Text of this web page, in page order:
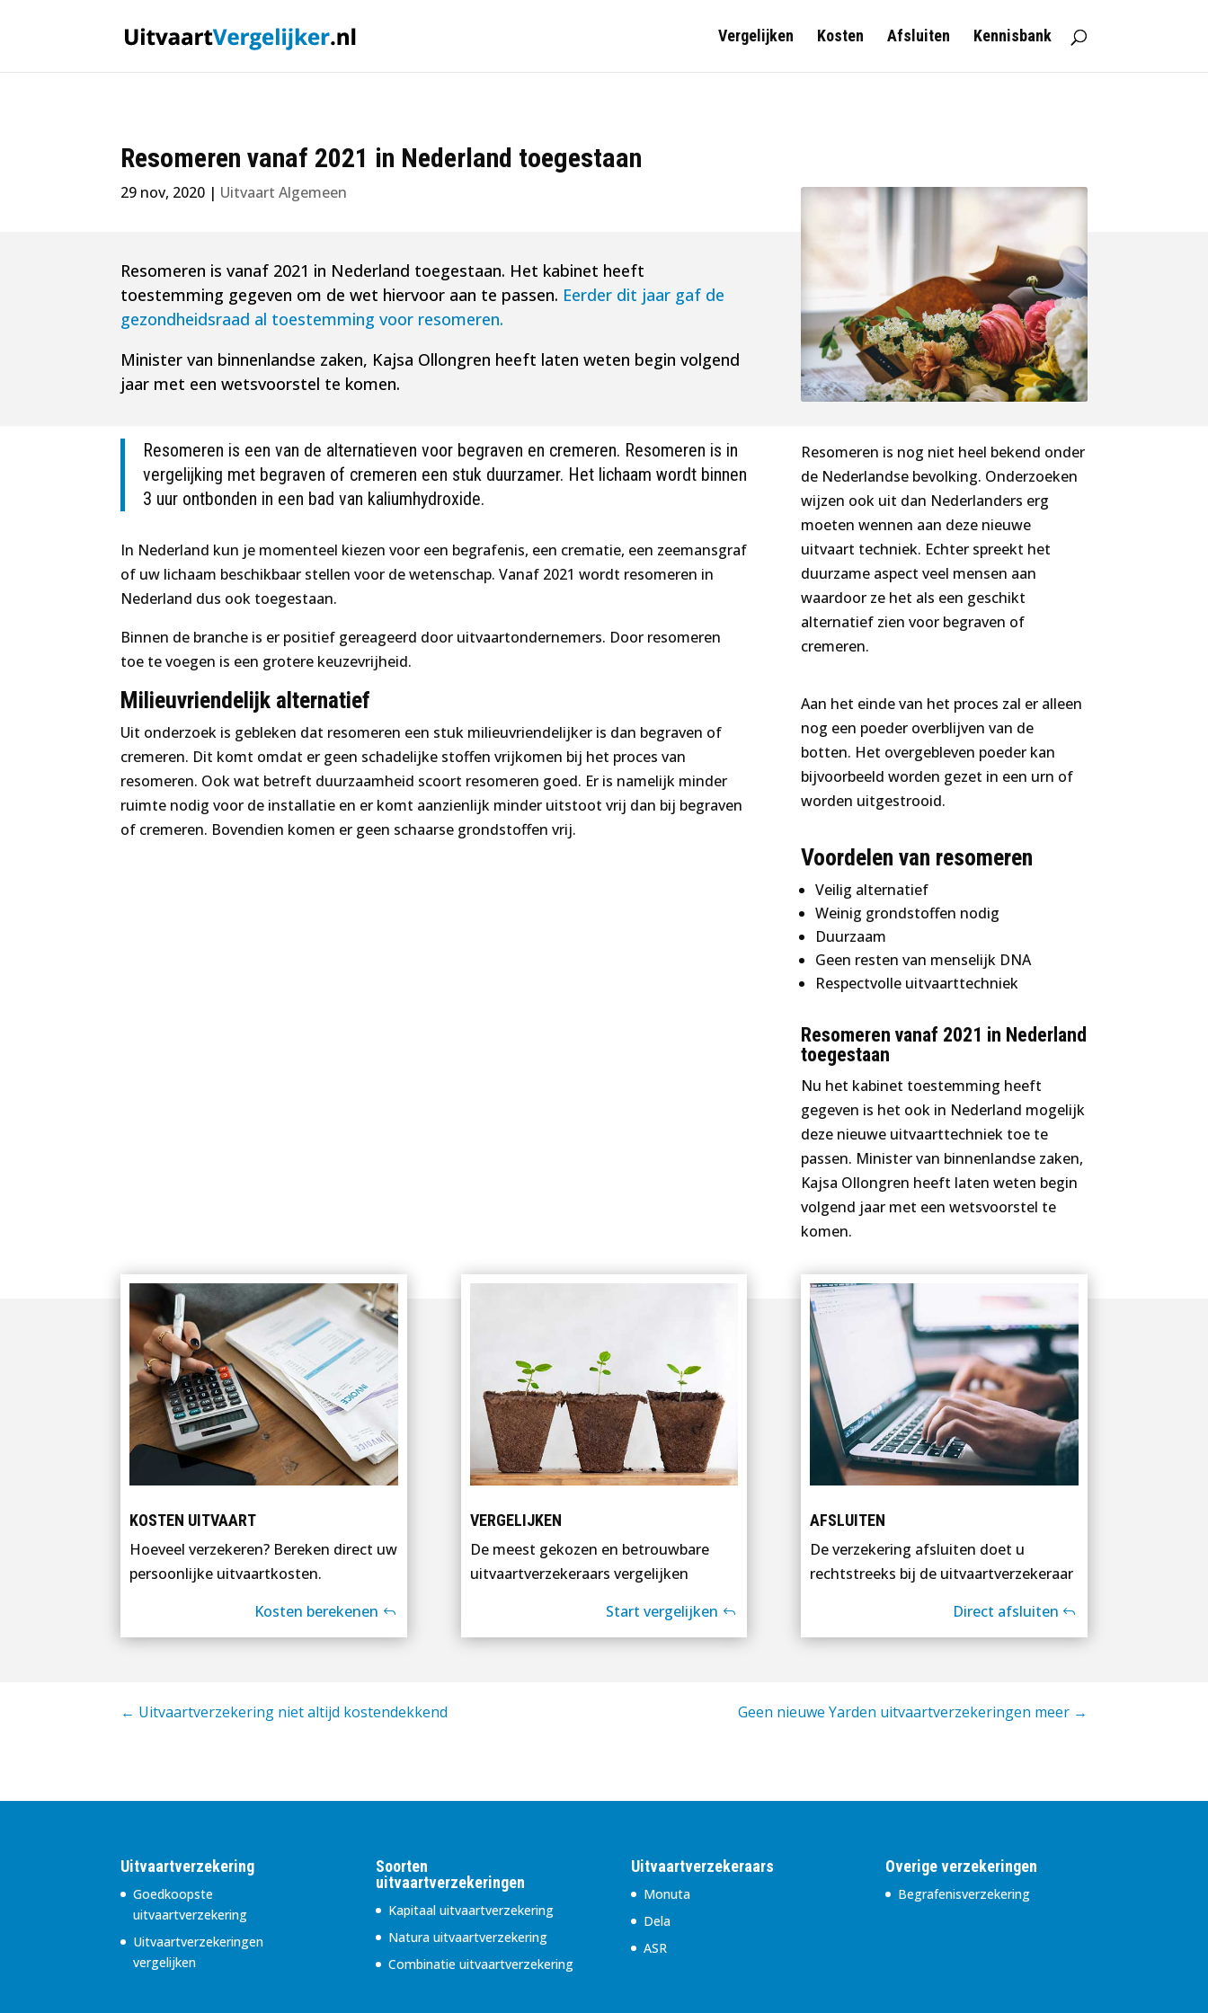
Vergelijken Kosten Afsluiten Kennisbank
Resomeren vanaf 2021 in Nederland toegestaan
29 nov, 2020 | Uitvaart Algemeen
Resomeren is vanaf 2021 in Nederland toegestaan. Het kabinet heeft
toestemming gegeven om de wet hiervoor aan te passen. Eerder dit jaar gaf de
gezondheidsraad al toestemming voor resomeren.
Minister van binnenlandse zaken, Kajsa Ollongren heeft laten weten begin volgend
jaar met een wetsvoorstel te komen.
Resomeren is een van de alternatieven voor begraven en cremeren. Resomeren is in
vergelijking met begraven of cremeren een stuk duurzamer. Het lichaam wordt binnen
3 uur ontbonden in een bad van kaliumhydroxide.
In Nederland kun je momenteel kiezen voor een begrafenis, een crematie, een zeemansgraf
of uw lichaam beschikbaar stellen voor de wetenschap. Vanaf 2021 wordt resomeren in
Nederland dus ook toegestaan.
Binnen de branche is er positief gereageerd door uitvaartondernemers. Door resomeren
toe te voegen is een grotere keuzevrijheid.
Milieuvriendelijk alternatief
Uit onderzoek is gebleken dat resomeren een stuk milieuvriendelijker is dan begraven of
cremeren. Dit komt omdat er geen schadelijke stoffen vrijkomen bij het proces van
resomeren. Ook wat betreft duurzaamheid scoort resomeren goed. Er is namelijk minder
ruimte nodig voor de installatie en er komt aanzienlijk minder uitstoot vrij dan bij begraven
of cremeren. Bovendien komen er geen schaarse grondstoffen vrij.
Resomeren is nog niet heel bekend onder
de Nederlandse bevolking. Onderzoeken
wijzen ook uit dan Nederlanders erg
moeten wennen aan deze nieuwe
uitvaart techniek. Echter spreekt het
duurzame aspect veel mensen aan
waardoor ze het als een geschikt
alternatief zien voor begraven of
cremeren.
Aan het einde van het proces zal er alleen
nog een poeder overblijven van de
botten. Het overgebleven poeder kan
bijvoorbeeld worden gezet in een urn of
worden uitgestrooid.
Voordelen van resomeren
Veilig alternatief
Weinig grondstoffen nodig
Duurzaam
Geen resten van menselijk DNA
Respectvolle uitvaarttechniek
Resomeren vanaf 2021 in Nederland
toegestaan
Nu het kabinet toestemming heeft
gegeven is het ook in Nederland mogelijk
deze nieuwe uitvaarttechniek toe te
passen. Minister van binnenlandse zaken,
Kajsa Ollongren heeft laten weten begin
volgend jaar met een wetsvoorstel te
komen.
KOSTEN UITVAART
Hoeveel verzekeren? Bereken direct uw
persoonlijke uitvaartkosten.
Kosten berekenen
VERGELIJKEN
De meest gekozen en betrouwbare
uitvaartverzekeraars vergelijken
Start vergelijken
AFSLUITEN
De verzekering afsluiten doet u
rechtstreeks bij de uitvaartverzekeraar
Direct afsluiten
← Uitvaartverzekering niet altijd kostendekkend Geen nieuwe Yarden uitvaartverzekeringen meer→
Uitvaartverzekering
Goedkoopste
uitvaartverzekering
Uitvaartverzekeringen
vergelijken
Soorten
uitvaartverzekeringen
Kapitaal uitvaartverzekering
Natura uitvaartverzekering
Combinatie uitvaartverzekering
Uitvaartverzekeraars
Monuta
Dela
ASR
Overige verzekeringen
Begrafenisverzekering